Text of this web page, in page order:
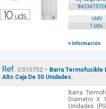
UMV
1 Uds.
+ Información
Ref. CS10752 - Barra Termofusible
Alto Caja De 50 Unidades.
Barra
Diametro X
Unidades.